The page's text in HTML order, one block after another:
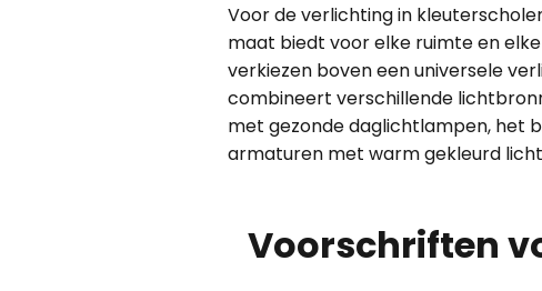
Voor de verlichting in
maat biedt voor elke ruimte en
verkiezen boven een universele
combineert verschillende
met gezonde daglichtlampen, het
armaturen met warm gekleurd
Voorschriften